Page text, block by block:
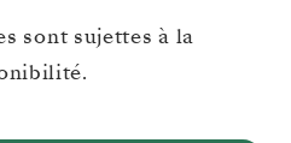
sont sujettes à la